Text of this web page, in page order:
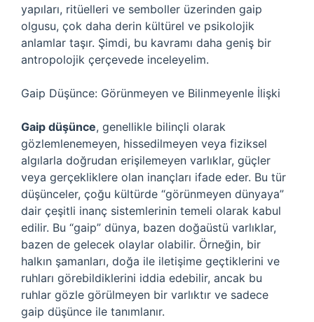
yapıları, ritüelleri ve semboller üzerinden gaip
olgusu, çok daha derin kültürel ve psikolojik
anlamlar taşır. Şimdi, bu kavramı daha geniş bir
antropolojik çerçevede inceleyelim.
Gaip Düşünce: Görünmeyen ve Bilinmeyenle İlişki
Gaip düşünce, genellikle bilinçli olarak
gözlemlenemeyen, hissedilmeyen veya fiziksel
algılarla doğrudan erişilemeyen varlıklar, güçler
veya gerçekliklere olan inançları ifade eder. Bu tür
düşünceler, çoğu kültürde “görünmeyen dünyaya”
dair çeşitli inanç sistemlerinin temeli olarak kabul
edilir. Bu “gaip” dünya, bazen doğaüstü varlıklar,
bazen de gelecek olaylar olabilir. Örneğin, bir
halkın şamanları, doğa ile iletişime geçtiklerini ve
ruhları görebildiklerini iddia edebilir, ancak bu
ruhlar gözle görülmeyen bir varlıktır ve sadece
gaip düşünce ile tanımlanır.